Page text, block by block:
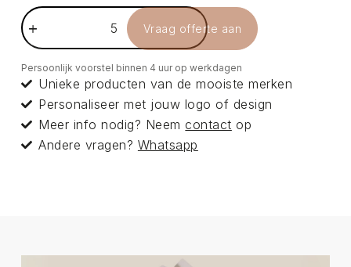
Vraag offerte aan
Persoonlijk voorstel binnen 4 uur op werkdagen
Unieke producten van de mooiste merken
Personaliseer met jouw logo of design
Meer info nodig? Neemcontact op
Andere vragen? Whatsapp